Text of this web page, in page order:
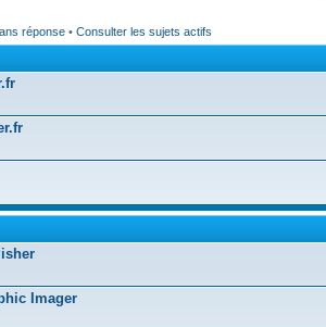
réponse • Consulter les sujets actifs
Imager